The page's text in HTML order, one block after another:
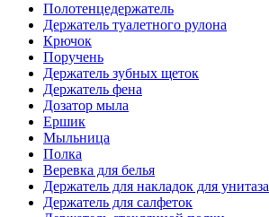
Полотенцедержатель
Держатель туалетного рулона
Крючок
Поручень
Держатель зубных щеток
Держатель фена
Дозатор мыла
Eршик
Мыльница
Полка
Веревка для белья
Держатель для накладок для унитаза
Держатель для салфеток